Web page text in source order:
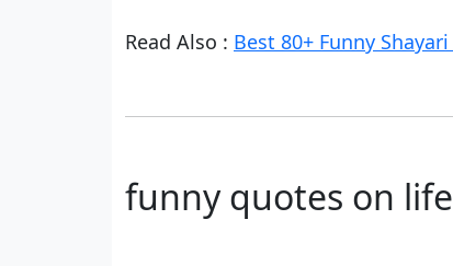
Read Also : Best 80+ Funny Shayari
funny quotes on